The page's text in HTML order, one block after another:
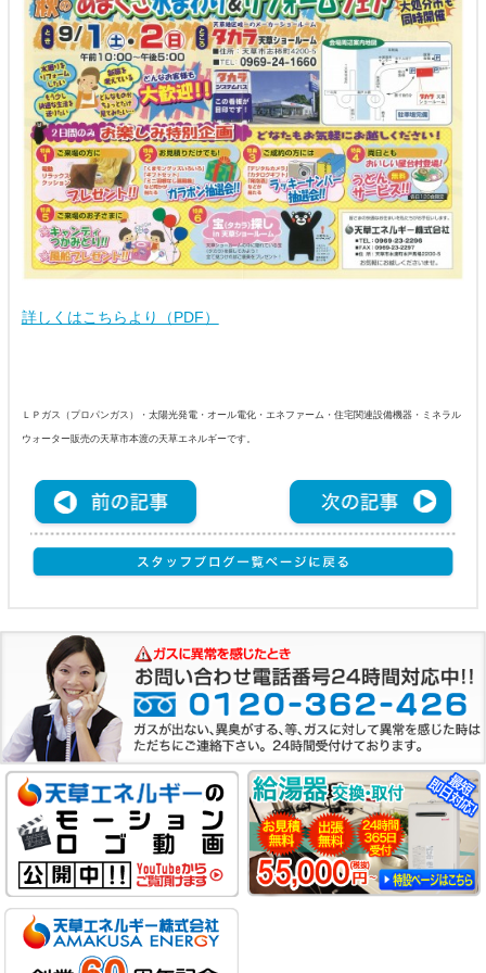
詳しくはこちらより（PDF）
ＬＰガス（プロパンガス）・太陽光発電・オール電化・エネファーム・住宅関連設備機器・ミネラル
ウォーター販売の天草市本渡の天草エネルギーです。